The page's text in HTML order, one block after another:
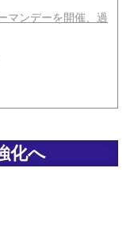
マンデーを開催、過
化へ